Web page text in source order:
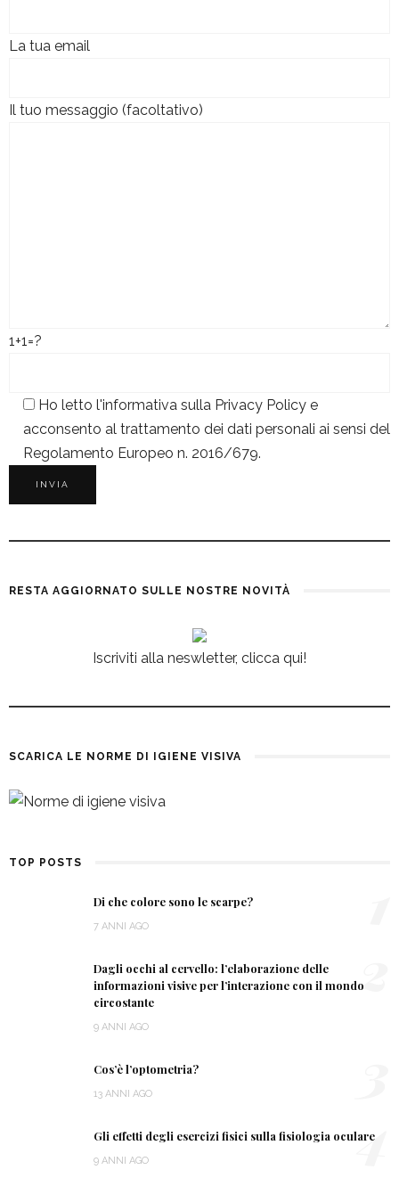
La tua email
Il tuo messaggio (facoltativo)
1+1=?
Ho letto l'informativa sulla Privacy Policy e
acconsento al trattamento dei dati personali ai sensi del
Regolamento Europeo n. 2016/679.
RESTA AGGIORNATO SULLE NOSTRE NOVITÀ
Iscriviti alla neswletter, clicca qui!
SCARICA LE NORME DI IGIENE VISIVA
TOP POSTS
Di che colore sono le scarpe?
7 ANNI AGO
Dagli occhi al cervello: l’elaborazione delle
informazioni visive per l’interazione con il mondo
circostante
9 ANNI AGO
2
Cos’è l’optometria?
13 ANNI AGO
Gli effetti degli esercizi fisici sulla fisiologia oculare
9 ANNI AGO 4